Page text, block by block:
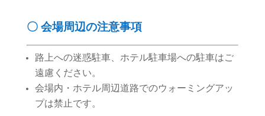
〇 会場周辺の注意事項
路上への迷惑駐車、ホテル駐車場への駐車はご
遠慮ください。
会場内・ホテル周辺道路でのウォーミングアッ
プは禁止です。